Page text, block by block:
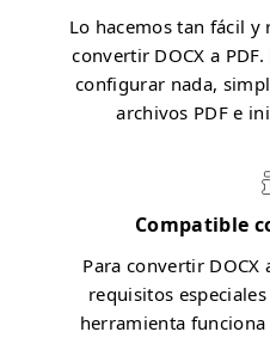
Lo hacemos tan fácil
convertir DOCX a
configurar nada,
archivos PDF e
Compatible
Para convertir DOCX
requisitos
herramienta